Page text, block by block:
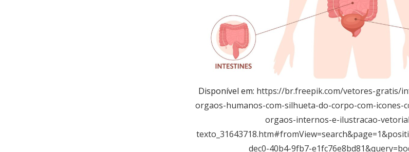
Disponível em: https://br.freepik.com/vetores-gratis/
orgaos-humanos-com-silhueta-do-corpo-com-icones-
orgaos-internos-e-ilustracao-
dec0-40b4-9fb7-